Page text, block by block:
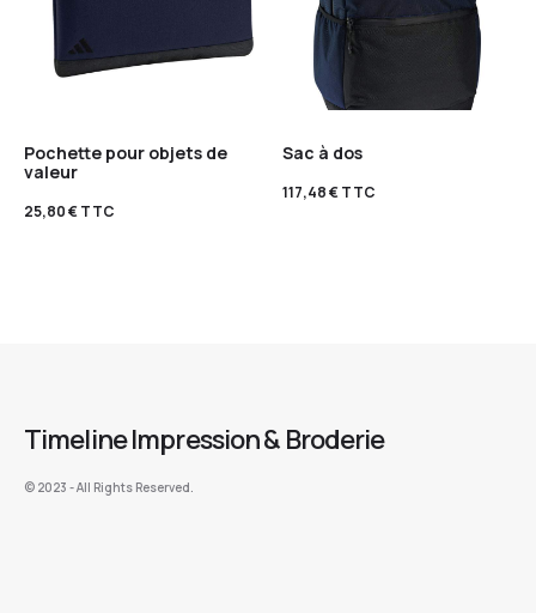
Pochette pour objets de
valeur
25,80€TTC
Sac à dos
117,48€TTC
Timeline Impression & Broderie
©️ 2023 - All Rights Reserved.